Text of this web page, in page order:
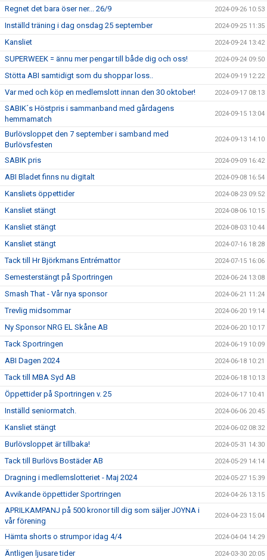
Regnet det bara öser ner... 26/9 2024-09-26 10:53
Inställd träning i dag onsdag 25 september 2024-09-25 11:35
Kansliet 2024-09-24 13:42
SUPERWEEK = ännu mer pengar till både dig och oss! 2024-09-24 09:50
Stötta ABI samtidigt som du shoppar loss.. 2024-09-19 12:22
Var med och köp en medlemslott innan den 30 oktober! 2024-09-17 08:13
SABIK´s Höstpris i sammanband med gårdagens
hemmamatch
2024-09-15 13:04
Burlövsloppet den 7 september i samband med
Burlövsfesten
2024-09-13 14:10
SABIK pris 2024-09-09 16:42
ABI Bladet finns nu digitalt 2024-09-08 16:54
Kansliets öppettider 2024-08-23 09:52
Kansliet stängt 2024-08-06 10:15
Kansliet stängt 2024-08-03 10:44
Kansliet stängt 2024-07-16 18:28
Tack till Hr Björkmans Entrémattor 2024-07-15 16:06
Semesterstängt på Sportringen 2024-06-24 13:08
Smash That - Vår nya sponsor 2024-06-21 11:24
Trevlig midsommar 2024-06-20 19:14
Ny Sponsor NRG EL Skåne AB 2024-06-20 10:17
Tack Sportringen 2024-06-19 10:09
ABI Dagen 2024 2024-06-18 10:21
Tack till MBA Syd AB 2024-06-18 10:13
Öppettider på Sportringen v. 25 2024-06-17 10:41
Inställd seniormatch. 2024-06-06 20:45
Kansliet stängt 2024-06-02 08:32
Burlövsloppet är tillbaka! 2024-05-31 14:30
Tack till Burlövs Bostäder AB 2024-05-29 14:14
Dragning i medlemslotteriet - Maj 2024 2024-05-27 15:39
Avvikande öppettider Sportringen 2024-04-26 13:15
APRILKAMPANJ på 500 kronor till dig som säljer JOYNA i
vår förening
2024-04-23 15:04
Hämta shorts o strumpor idag 4/4 2024-04-04 14:29
Äntligen ljusare tider 2024-03-30 20:05